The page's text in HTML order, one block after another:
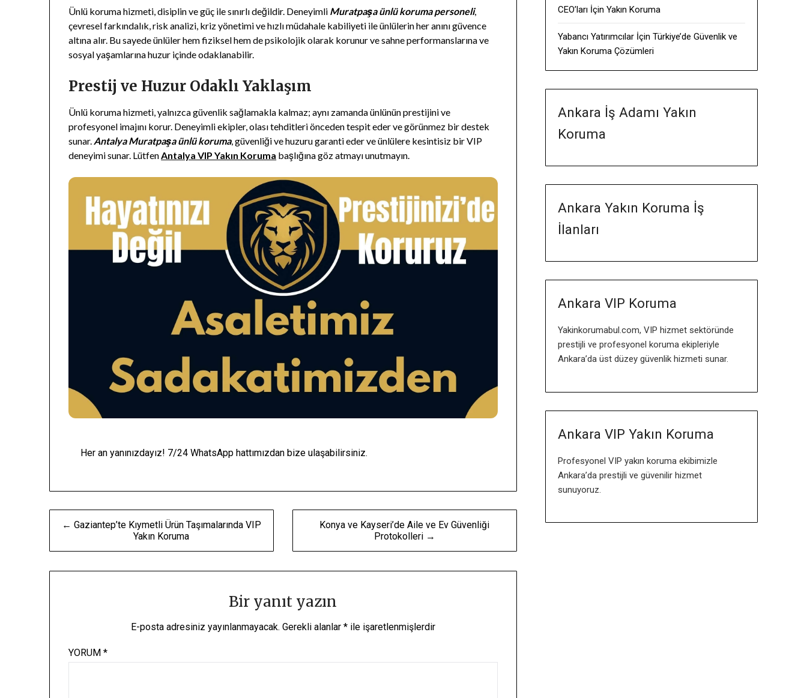
Ünlü koruma hizmeti, disiplin ve güç ile sınırlı değildir. Deneyimli Muratpaşa ünlü koruma personeli,
çevresel farkındalık, risk analizi, kriz yönetimi ve hızlı müdahale kabiliyeti ile ünlülerin her anını güvence
altına alır. Bu sayede ünlüler hem fiziksel hem de psikolojik olarak korunur ve sahne performanslarına ve
sosyal yaşamlarına huzur içinde odaklanabilir.
Prestij ve Huzur Odaklı Yaklaşım
Ünlü koruma hizmeti, yalnızca güvenlik sağlamakla kalmaz; aynı zamanda ünlünün prestijini ve
profesyonel imajını korur. Deneyimli ekipler, olası tehditleri önceden tespit eder ve görünmez bir destek
sunar. Antalya Muratpaşa ünlü koruma, güvenliği ve huzuru garanti eder ve ünlülere kesintisiz bir VIP
deneyimi sunar. LütfenAntalya VIP Yakın Koruma başlığına göz atmayı unutmayın.
Her an yanınızdayız! 7/24 WhatsApp hattımızdan bize ulaşabilirsiniz.
Yazı
← Gaziantep’te Kıymetli Ürün Taşımalarında VIP
Yakın Koruma
Konya ve Kayseri’de Aile ve Ev Güvenliği
Protokolleri →
Bir yanıt yazın
E-posta adresiniz yayınlanmayacak. Gerekli alanlar *ile işaretlenmişlerdir
YORUM*
CEO’ları İçin Yakın Koruma
Yabancı Yatırımcılar İçin Türkiye’de Güvenlik ve
Yakın Koruma Çözümleri
Ankara İş Adamı Yakın
Koruma
Ankara Yakın Koruma İş
İlanları
Ankara VIP Koruma
Yakinkorumabul.com, VIP hizmet sektöründe
prestijli ve profesyonel koruma ekipleriyle
Ankara’da üst düzey güvenlik hizmeti sunar.
Ankara VIP Yakın Koruma
Profesyonel VIP yakın koruma ekibimizle
Ankara’da prestijli ve güvenilir hizmet
sunuyoruz.